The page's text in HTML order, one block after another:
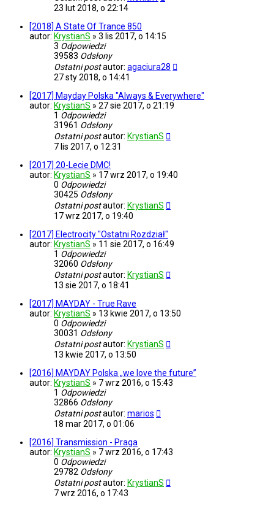
23 lut 2018, o 22:14
[2018] A State Of Trance 850
autor: KrystianS » 3 lis 2017, o 14:15
3 Odpowiedzi
39583 Odsłony
Ostatni postautor: agaciura28
27 sty 2018, o 14:41
[2017] Mayday Polska "Always & Everywhere"
autor: KrystianS » 27 sie 2017, o 21:19
1 Odpowiedzi
31961 Odsłony
Ostatni postautor: KrystianS
7 lis 2017, o 12:31
[2017] 20-Lecie DMC!
autor: KrystianS » 17 wrz 2017, o 19:40
0 Odpowiedzi
30425 Odsłony
Ostatni postautor: KrystianS
17 wrz 2017, o 19:40
[2017] Electrocity "Ostatni Rozdział"
autor: KrystianS » 11 sie 2017, o 16:49
1 Odpowiedzi
32060 Odsłony
Ostatni postautor: KrystianS
13 sie 2017, o 18:41
[2017] MAYDAY - True Rave
autor: KrystianS » 13 kwie 2017, o 13:50
0 Odpowiedzi
30031 Odsłony
Ostatni postautor: KrystianS
13 kwie 2017, o 13:50
[2016] MAYDAY Polska „we love the future”
autor: KrystianS » 7 wrz 2016, o 15:43
1 Odpowiedzi
32866 Odsłony
Ostatni postautor: marios
18 mar 2017, o 01:06
[2016] Transmission - Praga
autor: KrystianS » 7 wrz 2016, o 17:43
0 Odpowiedzi
29782 Odsłony
Ostatni postautor: KrystianS
7 wrz 2016, o 17:43